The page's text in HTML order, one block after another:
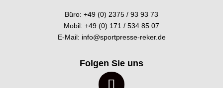
Büro: +49 (0) 2375 / 93 93 73
Mobil: +49 (0) 171 / 534 85 07
E-Mail: info@sportpresse-reker.de
Folgen Sie uns